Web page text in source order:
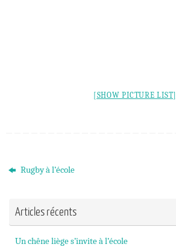
[SHOW PICTURE LIST]
Rugby à l’école
Articles récents
Un chêne liège s’invite à l’école